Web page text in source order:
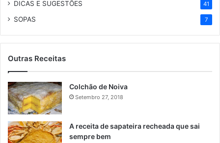
DICAS E SUGESTÕES 41
SOPAS 7
Outras Receitas
Colchão de Noiva
Setembro 27, 2018
A receita de sapateira recheada que sai
sempre bem